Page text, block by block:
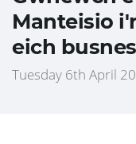
Manteisio
eich
Tuesday 6th April